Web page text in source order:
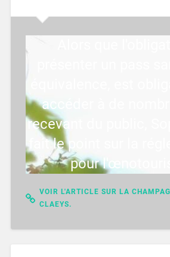
accéder à de
recevant du public,
fait le point sur la
pour
VOIR L'ARTICLE SUR LA
CLAEYS.